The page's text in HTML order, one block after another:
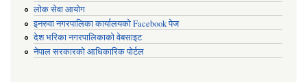
लोक सेवा आयोग
इनरुवा नगरपालिका कार्यालयको Facebook पेज
देश भरिका नगरपालिकाको वेबसाइट
नेपाल सरकारको आधिकारिक पोर्टल